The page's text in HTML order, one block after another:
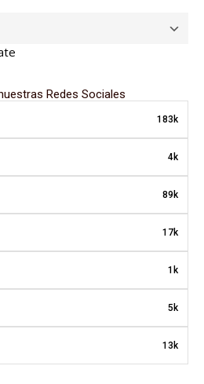
Redes Sociales
183k
4k
89k
17k
1k
5k
13k